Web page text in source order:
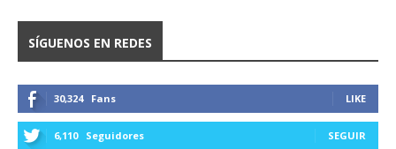
SÍGUENOS EN REDES
30,324 Fans LIKE
6,110 Seguidores SEGUIR